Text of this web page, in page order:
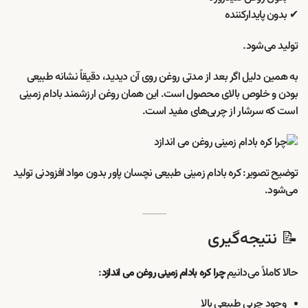
✔ بدون پایدارکننده
تولید می‌شود.
به همین دلیل اگر بعد از مدتی روغن روی آن دیدید، دقیقاً نشانه طبیعی
بودن و خلوص بالای محصول است. این همان روغن ارزشمند بادام زمینی
است که سرشار از چربی‌های مفید است.
توضیح تصویر: کره بادام زمینی طبیعی نچسان پاور بدون مواد افزودنی تولید
می‌شود.
📝 نتیجه‌گیری
حالا کاملاً می‌دانیمچرا کره بادام زمینی روغن می اندازد:
وجود چربی طبیعی بالا